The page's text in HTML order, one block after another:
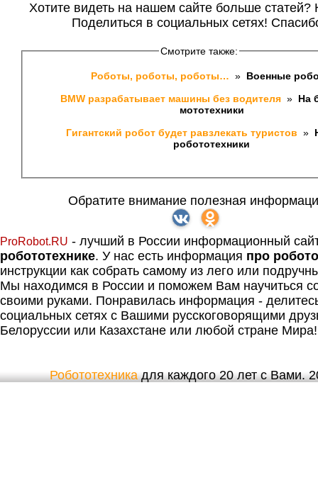
Хотите видеть на нашем сайте больше статей?
Поделиться в социальных сетях!
Смотрите также:
Роботы, роботы, роботы… » Военные
BMW разрабатывает машины без водителя » На
мототехники
Гигантский робот будет равзлекать туристов »
робототехники
Обратите внимание полезная
ProRobot.RU - лучший в России информационный
робототехнике. У нас есть информация про
инструкции как собрать самому из лего или
Мы находимся в России и поможем Вам научиться
своими руками. Понравилась информация -
социальных сетях с Вашими русскоговорящими
Белоруссии или Казахстане или любой стране Мира!
Робототехникадля каждого 20 лет с Вами.